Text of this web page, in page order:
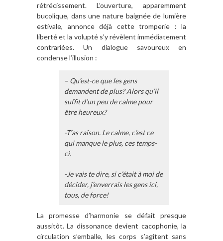
rétrécissement. L’ouverture, apparemment
bucolique, dans une nature baignée de lumière
estivale, annonce déjà cette tromperie : la
liberté et la volupté s’y révèlent immédiatement
contrariées. Un dialogue savoureux en
condense l’illusion :
– Qu’est-ce que les gens
demandent de plus? Alors qu’il
suffit d’un peu de calme pour
être heureux?
-T’as raison. Le calme, c’est ce
qui manque le plus, ces temps-
ci.
-Je vais te dire, si c’était à moi de
décider, j’enverrais les gens ici,
tous, de force!
La promesse d’harmonie se défait presque
aussitôt. La dissonance devient cacophonie, la
circulation s’emballe, les corps s’agitent sans